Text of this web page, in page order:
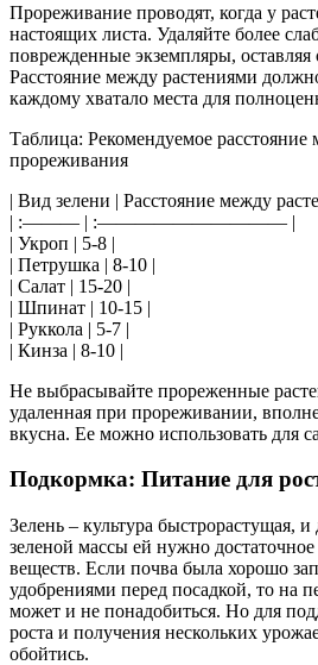
Прореживание проводят, когда у
настоящих листа. Удаляйте более
поврежденные экземпляры, оставляя
Расстояние между растениями
каждому хватало места для
Таблица: Рекомендуемое расстояние
прореживания
| Вид зелени | Расстояние между
| :——— | :—————————— |
| Укроп | 5-8 |
| Петрушка | 8-10 |
| Салат | 15-20 |
| Шпинат | 10-15 |
| Руккола | 5-7 |
| Кинза | 8-10 |
Не выбрасывайте прореженные
удаленная при прореживании,
вкусна. Ее можно использовать для
Подкормка: Питание для
Зелень – культура быстрорастущая, и
зеленой массы ей нужно
веществ. Если почва была хорошо
удобрениями перед посадкой, то на
может и не понадобиться. Но для
роста и получения нескольких
обойтись.